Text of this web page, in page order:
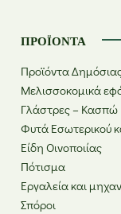
ΠΡΟΪΌΝΤΑ
Προϊόντα
Μελισσοκομικά
Γλάστρες – Κασπώ
Φυτά Εσωτερικού
Είδη Οινοποιίας
Πότισμα
Εργαλεία και
Σπόροι